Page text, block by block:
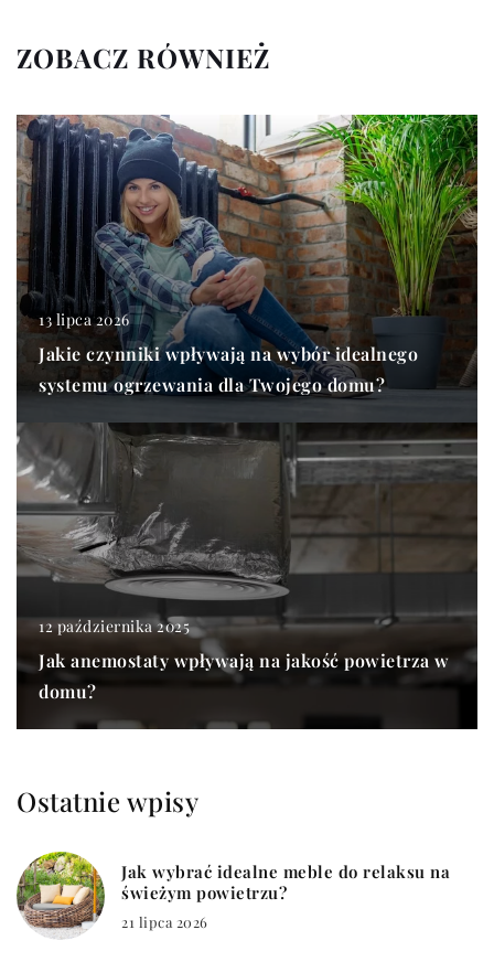
ZOBACZ RÓWNIEŻ
13 lipca 2026
Jakie czynniki wpływają na wybór idealnego
systemu ogrzewania dla Twojego domu?
12 października 2025
Jak anemostaty wpływają na jakość powietrza w
domu?
Ostatnie wpisy
Jak wybrać idealne meble do relaksu na
świeżym powietrzu?
21 lipca 2026